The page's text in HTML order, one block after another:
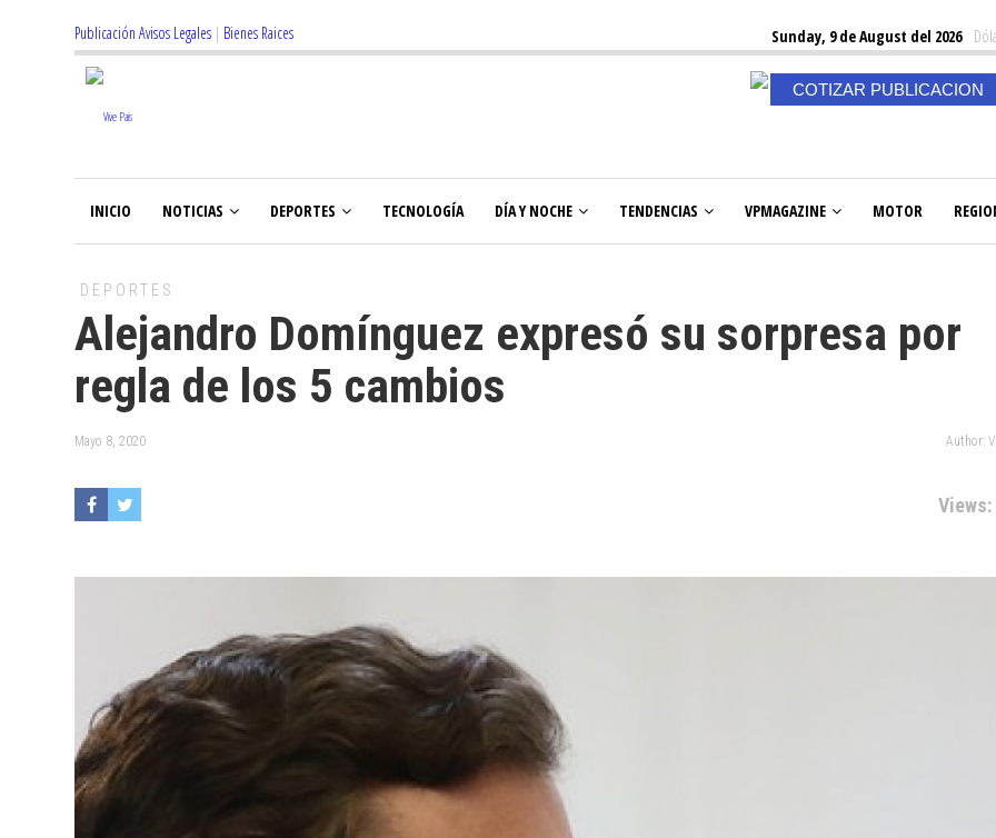
Publicación Avisos Legales | Bienes Raices Sunday, 9 de August del 2026
COTIZAR PUBLICACION
INICIO NOTICIAS DEPORTES TECNOLOGÍA DÍA Y NOCHE TENDENCIAS VPMAGAZINE MOTOR
DEPORTES
Alejandro Domínguez expresó su sorpresa por
regla de los 5 cambios
Mayo 8, 2020 Author:
Views: